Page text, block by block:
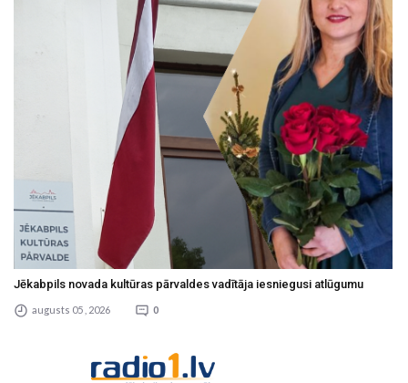
Jēkabpils novada kultūras pārvaldes vadītāja iesniegusi atlūgumu
augusts 05 , 2026 0